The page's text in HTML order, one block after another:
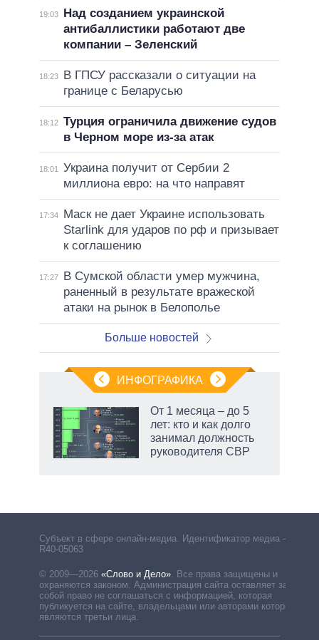
19:03
Над созданием украинской
антибаллистики работают две
компании – Зеленский
18:23
В ГПСУ рассказали о ситуации на
границе с Беларусью
18:12 Турция ограничила движение судов
в Черном море из-за атак
18:01
Украина получит от Сербии 2
миллиона евро: на что направят
17:34
Маск не дает Украине использовать
Starlink для ударов по рф и призывает
к соглашению
17:27
В Сумской области умер мужчина,
раненный в результате вражеской
атаки на рынок в Белополье
Больше новостей
ИНФОГРАФИКА
От 1 месяца – до 5
лет: кто и как долго
занимал должность
руководителя СВР
Субъект в сфере онлайн-медиа. Идентификатор медиа –
R40-05063
© 2009—2026 «Слово и Дело» Все права защищены и
охраняются законом. Администрация сайта оставляет за
собой право не соглашаться с информацией, которая
публикуется на сайте, владельцами или авторами которой
являются третьи лица.